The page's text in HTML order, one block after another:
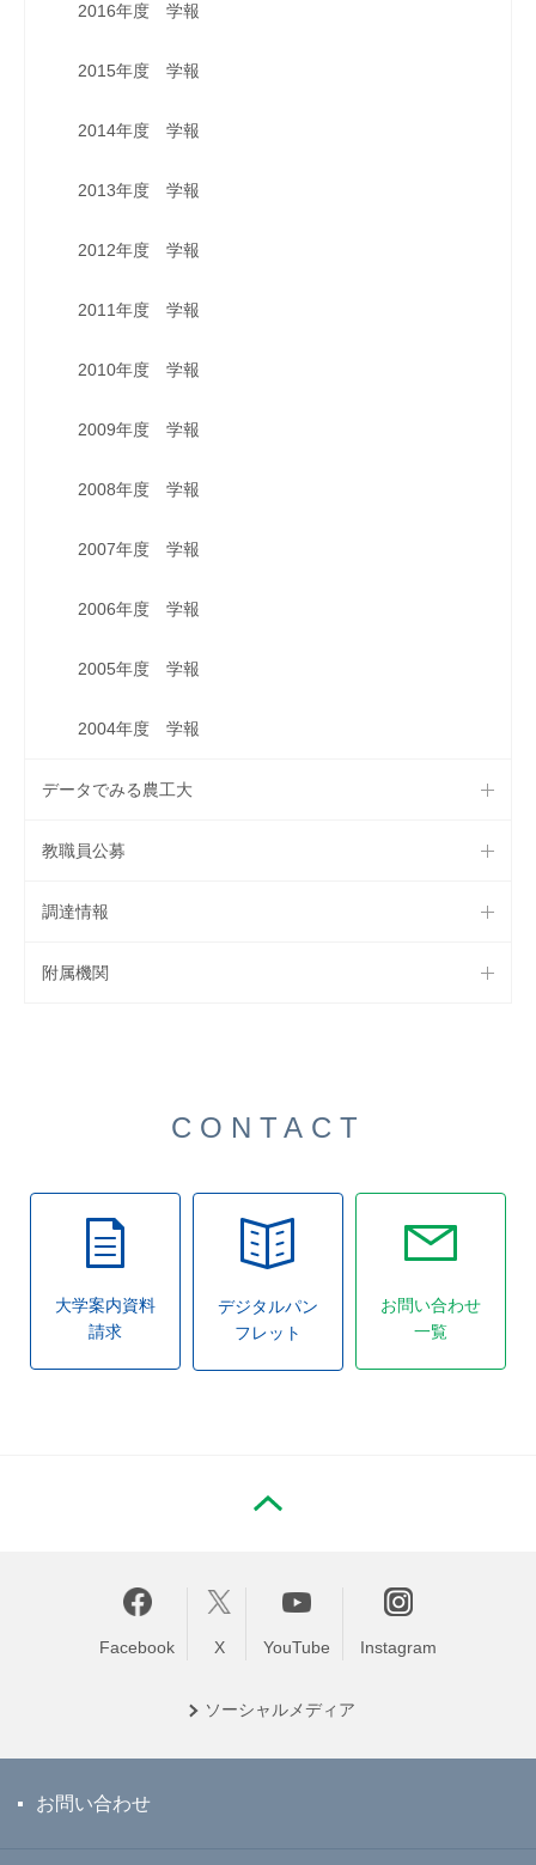
2016年度 学報
2015年度 学報
2014年度 学報
2013年度 学報
2012年度 学報
2011年度 学報
2010年度 学報
2009年度 学報
2008年度 学報
2007年度 学報
2006年度 学報
2005年度 学報
2004年度 学報
データでみる農工大
教職員公募
調達情報
附属機関
CONTACT
大学案内資料
請求
デジタルパン
フレット
お問い合わせ
一覧
Facebook X YouTube Instagram
ソーシャル メディア
お問い合わせ